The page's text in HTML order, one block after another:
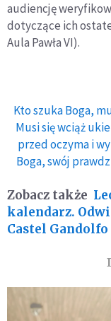
audiencję
dotyczące ich
Aula Pawła VI).
Kto szuka Boga,
Musi się wciąż
przed oczyma i
Boga, swój
Zobacz także
kalendarz.
Castel Gandolfo